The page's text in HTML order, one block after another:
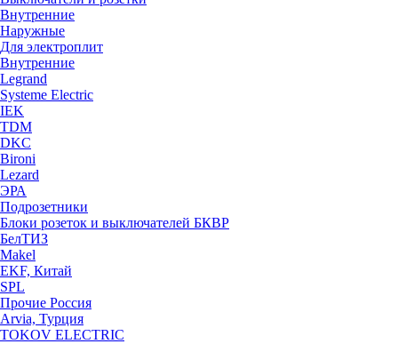
Внутренние
Наружные
Для электроплит
Внутренние
Legrand
Systeme Electric
IEK
TDM
DKC
Bironi
Lezard
ЭРА
Подрозетники
Блоки розеток и выключателей БКВР
БелТИЗ
Makel
EKF, Китай
SPL
Прочие Россия
Arvia, Турция
TOKOV ELECTRIC